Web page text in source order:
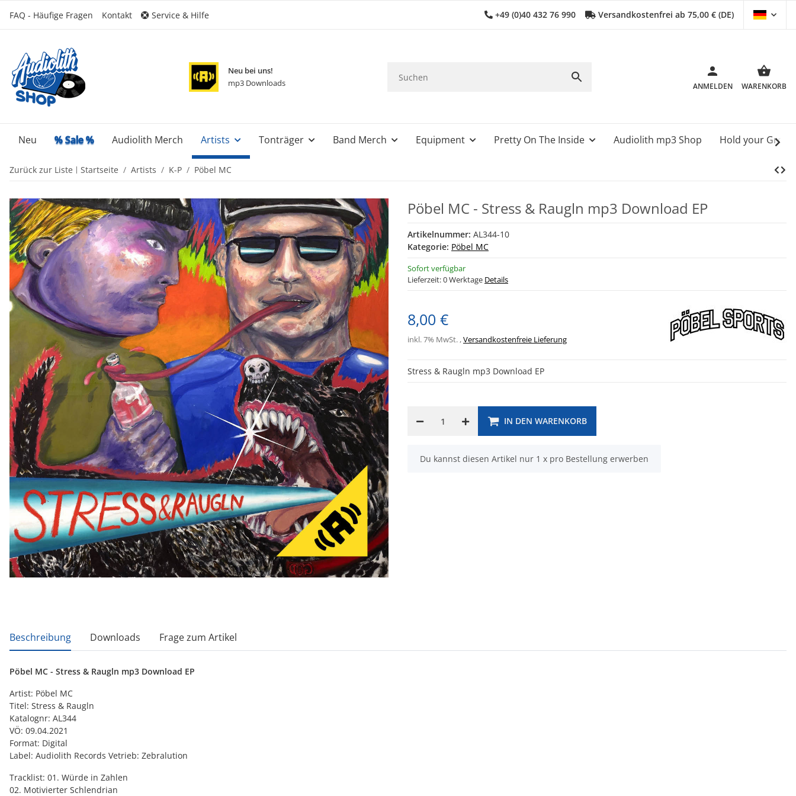
FAQ - Häufige Fragen Kontakt Service & Hilfe +49 (0)40 432 76 990 Versandkostenfrei ab 75,00 € (DE)
Neu bei uns!
mp3 Downloads
ANMELDEN WARENKORB
Neu % Sale % Audiolith Merch Artists Tonträger Band Merch Equipment Pretty On The Inside Audiolith mp3 Shop Hold your
Zurück zur Liste Startseite Artists K-P Pöbel MC
Pöbel MC - Stress & Raugln mp3 Download EP
Artikelnummer: AL344-10
Kategorie: Pöbel MC
Sofort verfügbar
Lieferzeit:0 Werktage Details
8,00 €
inkl. 7% MwSt. ,Versandkostenfreie Lieferung
Stress & Raugln mp3 Download EP
IN DEN WARENKORB
x
Du kannst diesen Artikel nur 1 x pro Bestellung erwerben
weitere Registerkarten anzeigen
Beschreibung Downloads Frage zum Artikel
Pöbel MC - Stress & Raugln mp3 Download EP
Artist: Pöbel MC
Titel: Stress & Raugln
Katalognr: AL344
VÖ: 09.04.2021
Format: Digital
Label: Audiolith Records Vetrieb: Zebralution
Tracklist: 01. Würde in Zahlen
02. Motivierter Schlendrian